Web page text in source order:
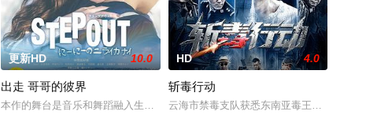
更新HD 10.0
出走 哥哥的彼界
本作的舞台是音乐和舞蹈融入生活的冲绳。与母亲朱音、妹妹舞一起生活的照屋
HD 4.0
斩毒行动
云海市禁毒支队获悉东南亚毒王廖爷将携